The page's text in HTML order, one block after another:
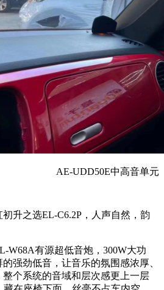
AE-UDD50E中高音单元
初升之选EL-C6.2P，人声自然，韵
W68A有源超低音炮， 300W大功
强劲低音，让音乐的氛围感浓厚、
整个系统的音域和层次感更上一层